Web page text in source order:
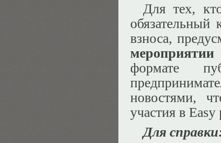
Для тех,
обязательный
взноса,
формате
новостями,
участия в
Для